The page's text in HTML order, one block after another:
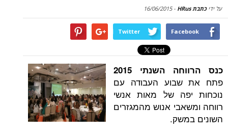
-
16/06/2015
Twitter
השנתי 2015
העבודה עם
של מאות אנשי
אנוש מהמגזרים